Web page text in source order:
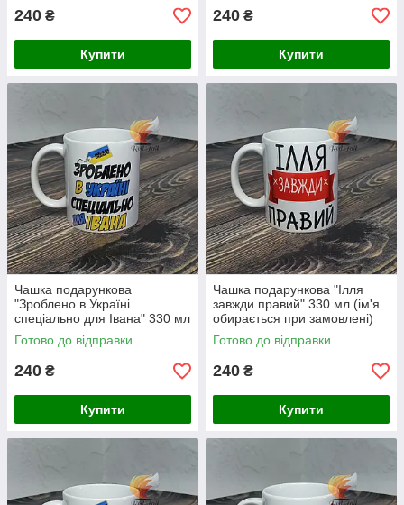
240 ₴
Купити
240 ₴
Купити
Чашка подарункова
"Зроблено в Україні
спеціально для Івана" 330 мл
(ім'я обирається при
замовлені)
Готово до відправки
240 ₴
Купити
Чашка подарункова "Ілля
завжди правий" 330 мл (ім'я
обирається при замовлені)
Готово до відправки
240 ₴
Купити